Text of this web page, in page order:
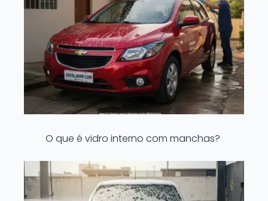
O que é vidro interno com manchas?